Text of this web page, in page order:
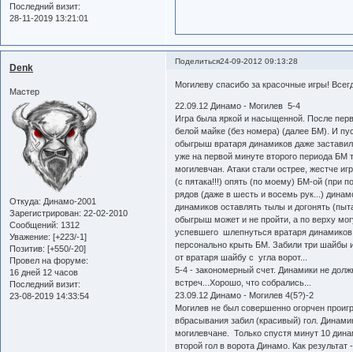
Последний визит:
28-11-2019 13:21:01
Поделиться24-09-2012 09:13:28
Denk
Мастер
Откуда: Динамо-2001
Зарегистрирован: 22-02-2010
Сообщений: 1312
Уважение: [+223/-1]
Позитив: [+550/-20]
Провел на форуме:
16 дней 12 часов
Последний визит:
23-08-2019 14:33:54
Могилеву спасибо за красочные игры!
22.09.12 Динамо - Могилев 5-4
Игра была яркой и насыщенной. После
белой майке (без номера) (далее БМ). И
обыгрыш вратаря динамиков даже
уже на первой минуте второго периода БМ
могилевчан. Атаки стали острее, жестче
(с пятака!!!) опять (по моему) БМ-ой (при
рядов (даже в шесть и восемь рук...)
динамиков оставлять тылы и догонять
обыгрыш может и не пройти, а по верху
успевшего шлепнуться вратаря
персонально крыть БМ. Забили три шайбы
от вратаря шайбу с угла ворот...
5-4 - закономерный счет. Динамики не
встреч...Хорошо, что собрались...
23.09.12 Динамо - Могилев 4(5?)-2
Могилев не был совершенно огорчен
вбрасывания забил (красивый) гол.
могилевчане. Только спустя минут 10
второй гол в ворота Динамо. Как